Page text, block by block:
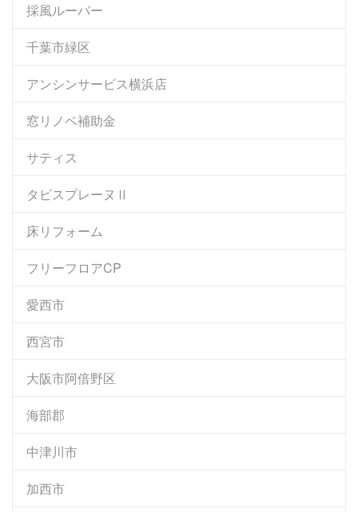
採風ルーバー
千葉市緑区
アンシンサービス横浜店
窓リノベ補助金
サティス
タビスプレーヌⅡ
床リフォーム
フリーフロアCP
愛西市
西宮市
大阪市阿倍野区
海部郡
中津川市
加西市